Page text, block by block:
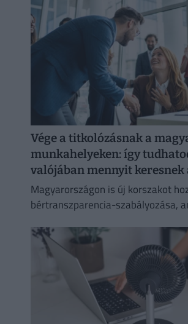
Vége a titkolózásnak a
munkahelyeken: így
valójában mennyit keresnek
Magyarországon is új korszakot
bértranszparencia-szabályozása,